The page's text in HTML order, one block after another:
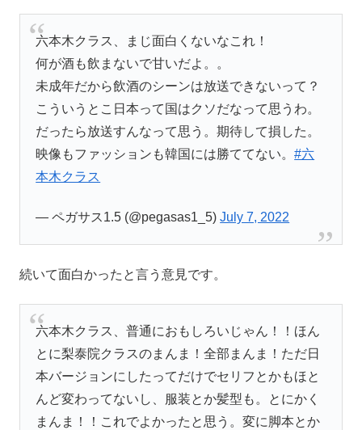
六本木クラス、まじ面白くないなこれ！
何が酒も飲まないで甘いだよ。。
未成年だから飲酒のシーンは放送できないって？
こういうとこ日本って国はクソだなって思うわ。
だったら放送すんなって思う。期待して損した。
映像もファッションも韓国には勝ててない。#六
本木クラス
— ペガサス1.5 (@pegasas1_5)July 7, 2022
続いて面白かったと言う意見です。
六本木クラス、普通におもしろいじゃん！！ほん
とに梨泰院クラスのまんま！全部まんま！ただ日
本バージョンにしたってだけでセリフとかもほと
んど変わってないし、服装とか髪型も。とにかく
まんま！！これでよかったと思う。変に脚本とか